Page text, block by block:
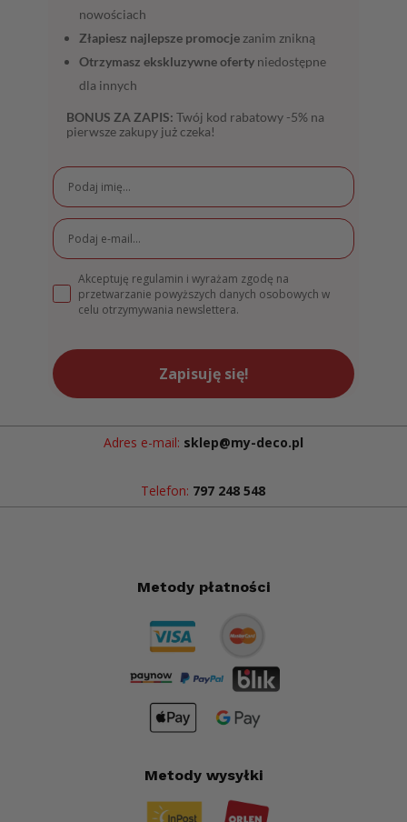
nowościach
Złapiesz najlepsze promocje zanim znikną
Otrzymasz ekskluzywne oferty niedostępne
dla innych
BONUS ZA ZAPIS: Twój kod rabatowy -5% na
pierwsze zakupy już czeka!
Akceptuję regulamin i wyrażam zgodę na
przetwarzanie powyższych danych osobowych w
celu otrzymywania newslettera.
Zapisuję się!
Adres e-mail: sklep@my-deco.pl
Telefon: 797 248 548
Metody płatności
Metody wysyłki